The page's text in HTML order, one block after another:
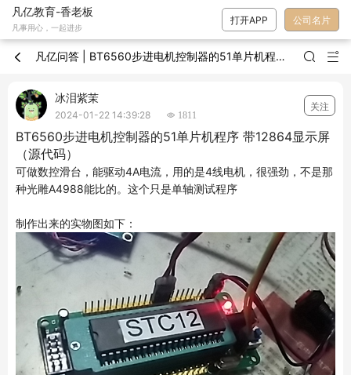
凡亿教育-香老板
凡事用心，一起进步
打开APP 公司名片
 凡亿问答 | BT6560步进电机控制器的51单片机程序 带12864显示屏（源代码）  
冰泪紫茉
2024-01-22 14:39:28  1811
关注
BT6560步进电机控制器的51单片机程序 带12864显示屏
（源代码）
可做数控滑台，能驱动4A电流，用的是4线电机，很强劲，不是那
种光雕A4988能比的。这个只是单轴测试程序
制作出来的实物图如下：